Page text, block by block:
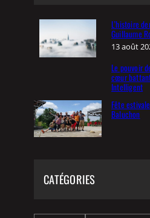
L’histoire
Guillaume
13 août
Le pouvoir
cœur
Intelligent
Fête
Baluchon
CATÉGORIES